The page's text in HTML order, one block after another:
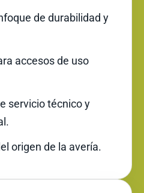
de durabilidad y
accesos de uso
servicio técnico y
origen de la avería.